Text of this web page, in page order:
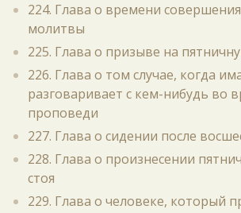
224. Глава о времени
молитвы
225. Глава о призыве на
226. Глава о том случае, когда
разговаривает с кем-нибудь во
проповеди
227. Глава о сидении после
228. Глава о произнесении
стоя
229. Глава о человеке, который